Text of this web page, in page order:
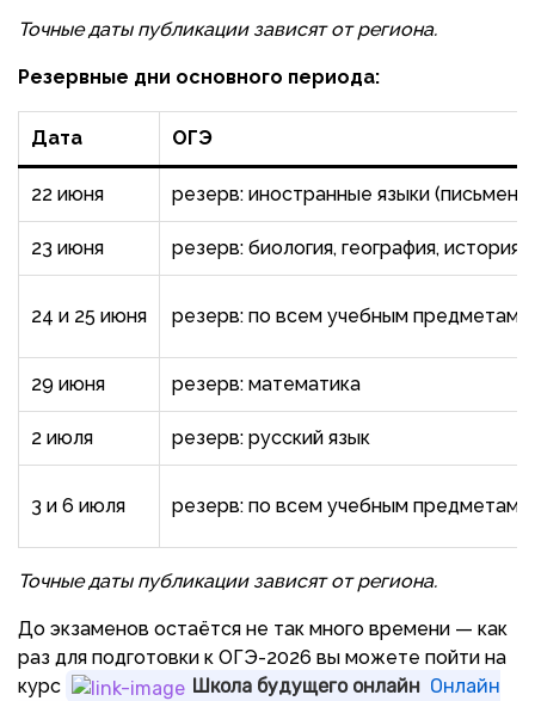
Точные даты публикации зависят от региона.
Резервные дни основного периода:
Дата ОГЭ
22 июня резерв: иностранные языки
23 июня резерв: биология, география,
24 и 25 июня резерв: по всем учебным предметам
29 июня резерв: математика
2 июля резерв: русский язык
3 и 6 июля резерв: по всем учебным предметам,
Точные даты публикации зависят от региона.
До экзаменов остаётся не так много времени — как
раз для подготовки к ОГЭ-2026 вы можете пойти на
курс
Школа будущего онлайн Онлайн